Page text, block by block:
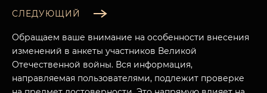
СЛЕДУЮЩИЙ
Обращаем ваше внимание на особенности внесения
изменений в анкеты участников Великой
Отечественной войны. Вся информация,
направляемая пользователями, подлежит проверке